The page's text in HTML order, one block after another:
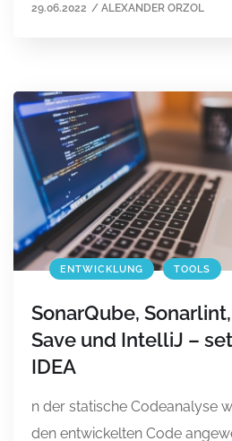
29.06.2022 / ALEXANDER ORZOL
ENTWICKLUNG TOOLS
SonarQube,
Save und IntelliJ –
IDEA
n der statische Codeanalyse
den entwickelten Code